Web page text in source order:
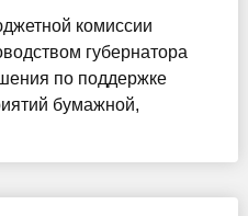
комиссии
губернатора
по поддержке
бумажной,